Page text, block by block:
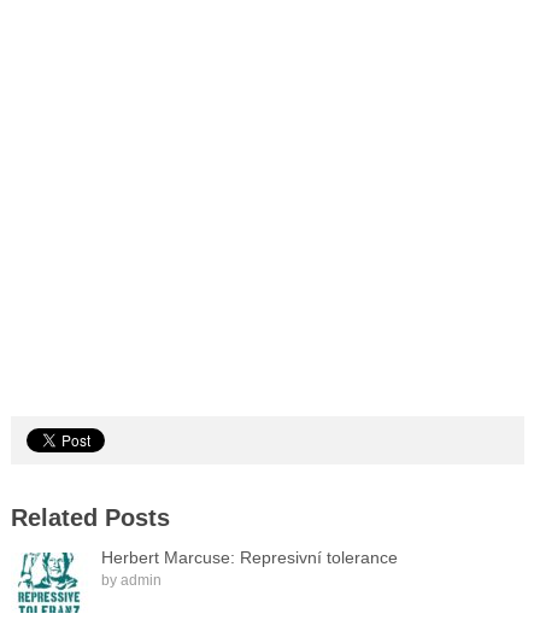
Related Posts
Herbert Marcuse: Represivní tolerance
by admin